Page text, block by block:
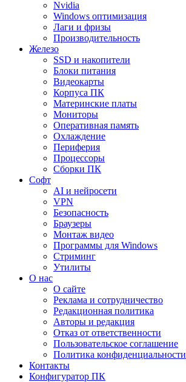
Nvidia
Windows оптимизация
Лаги и фризы
Производительность
Железо
SSD и накопители
Блоки питания
Видеокарты
Корпуса ПК
Материнские платы
Мониторы
Оперативная память
Охлаждение
Периферия
Процессоры
Сборки ПК
Софт
AI и нейросети
VPN
Безопасность
Браузеры
Монтаж видео
Программы для Windows
Стриминг
Утилиты
О нас
О сайте
Реклама и сотрудничество
Редакционная политика
Авторы и редакция
Отказ от ответственности
Пользовательское соглашение
Политика конфиденциальности
Контакты
Конфигуратор ПК